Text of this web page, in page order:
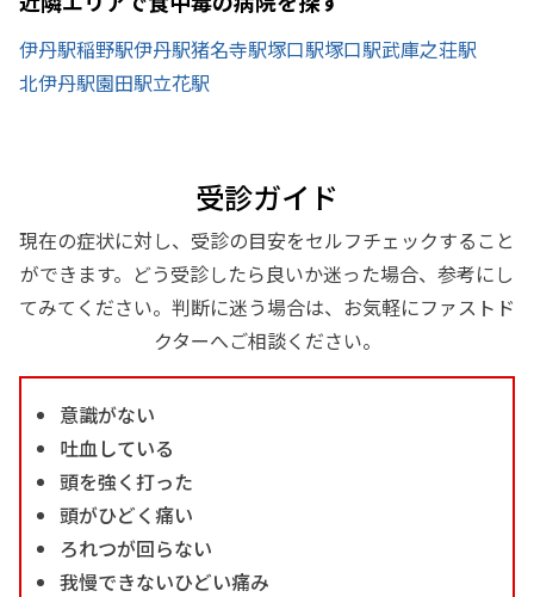
伊丹駅稲野駅伊丹駅猪名寺駅塚口駅塚口駅武庫之荘駅
北伊丹駅園田駅立花駅
受診ガイド
現在の症状に対し、受診の目安をセルフチェックすること
ができます。どう受診したら良いか迷った場合、参考にし
てみてください。判断に迷う場合は、お気軽にファストド
クターへご相談ください。
意識がない
吐血している
頭を強く打った
頭がひどく痛い
ろれつが回らない
我慢できないひどい痛み